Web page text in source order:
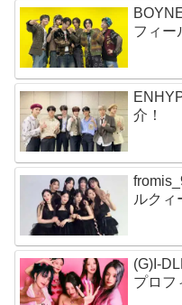
フィー
介！
ルクィ
(G)I-
プロフ